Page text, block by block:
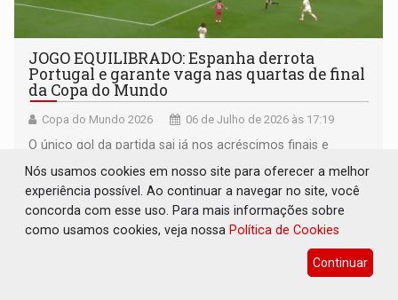
JOGO EQUILIBRADO: Espanha derrota
Portugal e garante vaga nas quartas de final
da Copa do Mundo
Copa do Mundo 2026 06 de Julho de 2026 às 17:19
O único gol da partida sai já nos acréscimos finais e
consagrou a classificação espanhola
Nós usamos cookies em nosso site para oferecer a melhor
experiência possível. Ao continuar a navegar no site, você
concorda com esse uso. Para mais informações sobre
como usamos cookies, veja nossa Política de Cookies
Continuar